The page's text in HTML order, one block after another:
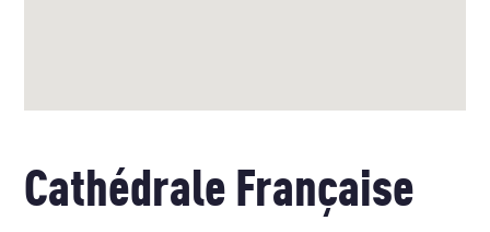
Cathédrale Française